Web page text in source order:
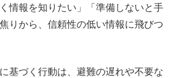
情報を知りたい」「準備しないと手
りから、信頼性の低い情報に飛びつ
基づく行動は、避難の遅れや不要な